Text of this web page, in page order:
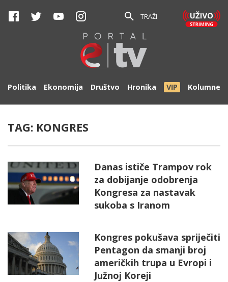
TRAŽI
Politika Ekonomija Društvo Hronika VIP Kolumne
TAG: KONGRES
Danas ističe Trampov rok
za dobijanje odobrenja
Kongresa za nastavak
sukoba s Iranom
Kongres pokušava spriječiti
Pentagon da smanji broj
američkih trupa u Evropi i
Južnoj Koreji